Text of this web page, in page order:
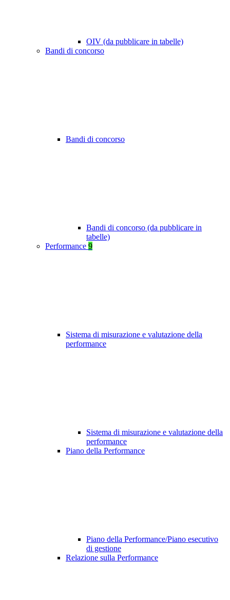
OIV (da pubblicare in tabelle)
Bandi di concorso
Bandi di concorso
Bandi di concorso (da pubblicare in
tabelle)
Performance 9
Sistema di misurazione e valutazione della
performance
Sistema di misurazione e valutazione della
performance
Piano della Performance
Piano della Performance/Piano esecutivo
di gestione
Relazione sulla Performance